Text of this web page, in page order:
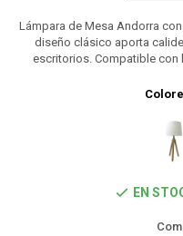
Lámpara de Mesa Andorra
diseño clásico aporta
escritorios. Compatible con
EN